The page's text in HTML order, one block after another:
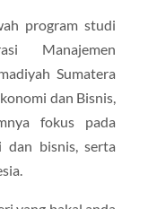
program studi
Manajemen
Sumatera
dan Bisnis,
fokus pada
dan bisnis, serta